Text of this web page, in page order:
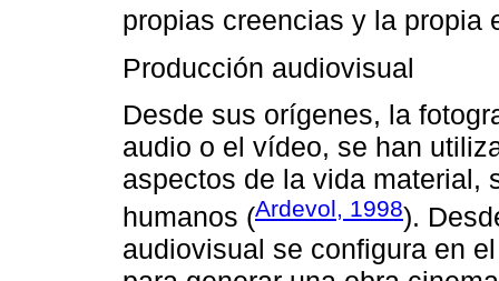
propias creencias y la propia
Producción audiovisual
Desde sus orígenes, la
audio o el vídeo, se han
aspectos de la vida material,
humanos (Ardevol, 1998).
audiovisual se configura en